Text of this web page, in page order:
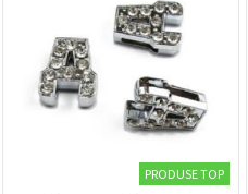
PRODUSE TOP